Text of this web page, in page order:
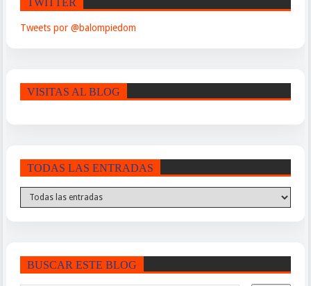
TWITTER
Tweets por @balompiedom
VISITAS AL BLOG
TODAS LAS ENTRADAS
BUSCAR ESTE BLOG